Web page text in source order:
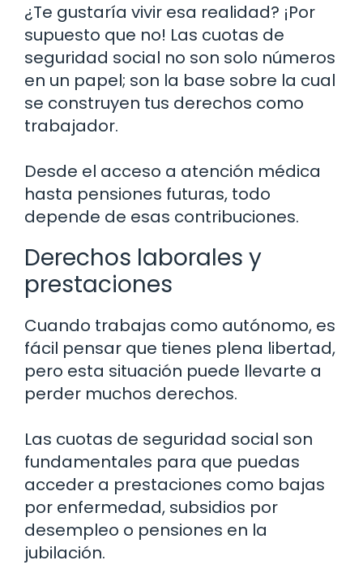
¿Te gustaría vivir esa realidad? ¡Por
supuesto que no! Las cuotas de
seguridad social no son solo números
en un papel; son la base sobre la cual
se construyen tus derechos como
trabajador.
Desde el acceso a atención médica
hasta pensiones futuras, todo
depende de esas contribuciones.
Derechos laborales y
prestaciones
Cuando trabajas como autónomo, es
fácil pensar que tienes plena libertad,
pero esta situación puede llevarte a
perder muchos derechos.
Las cuotas de seguridad social son
fundamentales para que puedas
acceder a prestaciones como bajas
por enfermedad, subsidios por
desempleo o pensiones en la
jubilación.